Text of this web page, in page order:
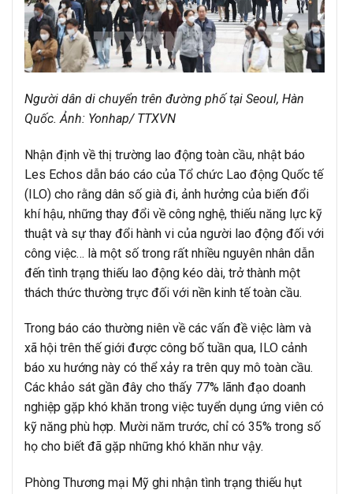
Người dân di chuyển trên đường phố tại Seoul, Hàn
Quốc. Ảnh: Yonhap/ TTXVN
Nhận định về thị trường lao động toàn cầu, nhật báo
Les Echos dẫn báo cáo của Tổ chức Lao động Quốc tế
(ILO) cho rằng dân số già đi, ảnh hưởng của biến đổi
khí hậu, những thay đổi về công nghệ, thiếu năng lực kỹ
thuật và sự thay đổi hành vi của người lao động đối với
công việc… là một số trong rất nhiều nguyên nhân dẫn
đến tình trạng thiếu lao động kéo dài, trở thành một
thách thức thường trực đối với nền kinh tế toàn cầu.
Trong báo cáo thường niên về các vấn đề việc làm và
xã hội trên thế giới được công bố tuần qua, ILO cảnh
báo xu hướng này có thể xảy ra trên quy mô toàn cầu.
Các khảo sát gần đây cho thấy 77% lãnh đạo doanh
nghiệp gặp khó khăn trong việc tuyển dụng ứng viên có
kỹ năng phù hợp. Mười năm trước, chỉ có 35% trong số
họ cho biết đã gặp những khó khăn như vậy.
Phòng Thương mại Mỹ ghi nhận tình trạng thiếu hụt